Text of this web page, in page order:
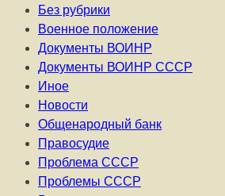
Без рубрики
Военное положение
Документы ВОИНР
Документы ВОИНР СССР
Иное
Новости
Общенародный банк
Правосудие
Проблема СССР
Проблемы СССР